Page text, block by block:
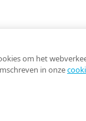
om het
in onze